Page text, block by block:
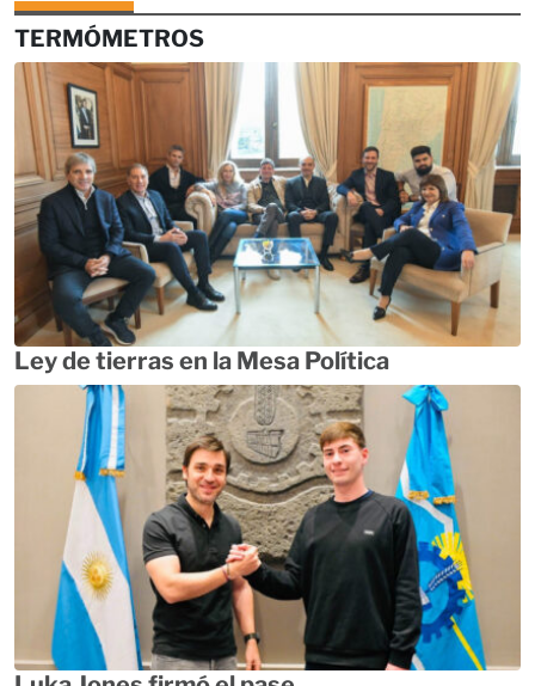
TERMÓMETROS
Ley de tierras en la Mesa Política